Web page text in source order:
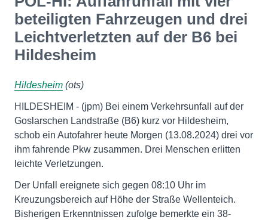
beteiligten Fahrzeugen und drei
Leichtverletzten auf der B6 bei
Hildesheim
Hildesheim (ots)
HILDESHEIM - (jpm) Bei einem Verkehrsunfall auf der
Goslarschen Landstraße (B6) kurz vor Hildesheim,
schob ein Autofahrer heute Morgen (13.08.2024) drei vor
ihm fahrende Pkw zusammen. Drei Menschen erlitten
leichte Verletzungen.
Der Unfall ereignete sich gegen 08:10 Uhr im
Kreuzungsbereich auf Höhe der Straße Wellenteich.
Bisherigen Erkenntnissen zufolge bemerkte ein 38-